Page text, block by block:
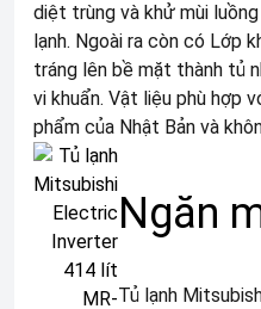
diệt trùng và khử mùi
lạnh. Ngoài ra còn có Lớp
tráng lên bề mặt thành tủ
vi khuẩn. Vật liệu phù hợp
phẩm của Nhật Bản và
Ngăn
Tủ lạnh